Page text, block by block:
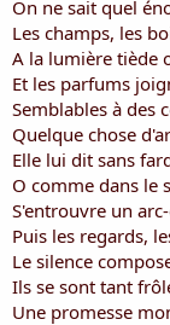
On ne sait quel
Les champs, les
A la lumière tiède
Et les parfums
Semblables à des
Quelque chose
Elle lui dit sans
O comme dans le
S'entrouvre un
Puis les regards,
Le silence
Ils se sont tant
Une promesse